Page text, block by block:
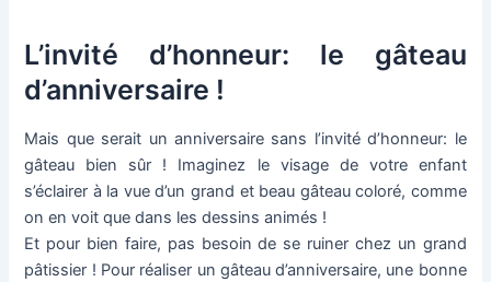
L’invité d’honneur: le gâteau
d’anniversaire !
Mais que serait un anniversaire sans l’invité d’honneur: le
gâteau bien sûr ! Imaginez le visage de votre enfant
s’éclairer à la vue d’un grand et beau gâteau coloré, comme
on en voit que dans les dessins animés !
Et pour bien faire, pas besoin de se ruiner chez un grand
pâtissier ! Pour réaliser un gâteau d’anniversaire, une bonne